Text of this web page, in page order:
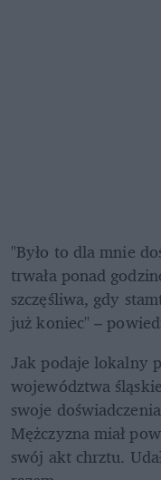
"Było to dla mnie
trwała ponad
szczęśliwa, gdy
już koniec" –
Jak podaje lokalny
województwa
swoje
Mężczyzna miał
swój akt chrztu.